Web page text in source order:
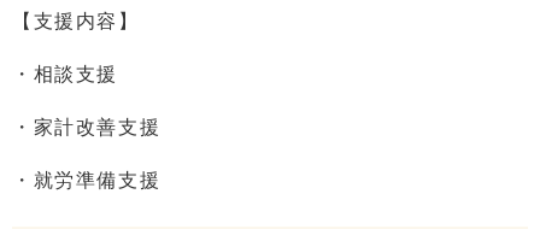
【支援内容】
・相談支援
・家計改善支援
・就労準備支援